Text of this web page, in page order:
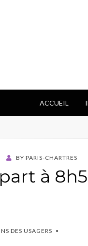
ACCUEIL
BY PARIS-CHARTRES
à
DES USAGERS